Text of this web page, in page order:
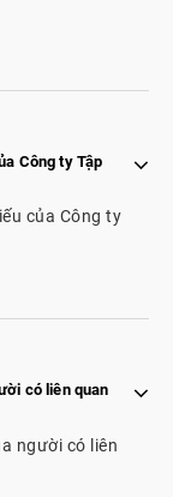
Công ty Tập
của Công ty
có liên quan
người có liên